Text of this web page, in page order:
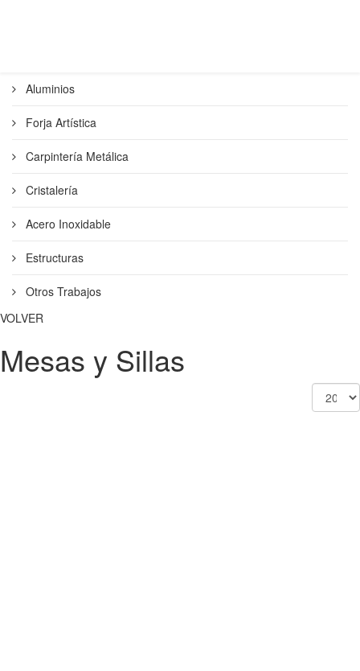
Aluminios
Forja Artística
Carpintería Metálica
Cristalería
Acero Inoxidable
Estructuras
Otros Trabajos
VOLVER
Mesas y Sillas